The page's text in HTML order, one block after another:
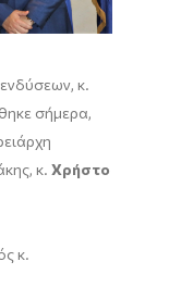
κ.
σήμερα,
κ. Χρήστο
κ.